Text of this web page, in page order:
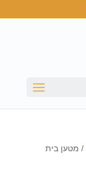
/ מטען בית